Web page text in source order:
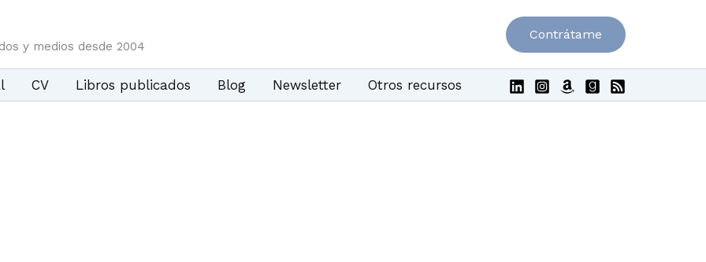
y medios desde 2004
Contrátame
CV Libros publicados Blog Newsletter Otros recursos